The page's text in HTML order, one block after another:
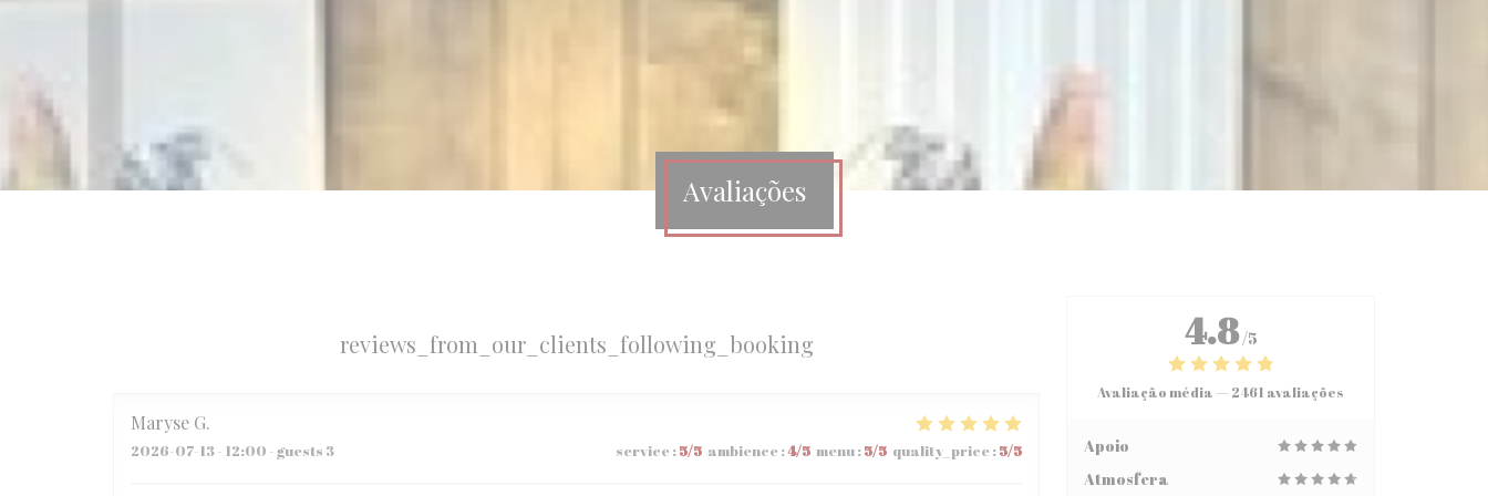
Avaliações
reviews_from_our_clients_following_booking
Maryse G
2026-07-13- 12:00 - guests 3 service :5/5 ambience :4/5 menu:5/5 quality_price :5/5
4.8/5
Avaliação média —2461 avaliações
Apoio
Atmosfera